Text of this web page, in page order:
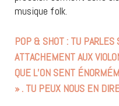
musique folk.
POP & SHOT : TU PARLES
ATTACHEMENT AUX
QUE L’ON SENT
» . TU PEUX NOUS EN